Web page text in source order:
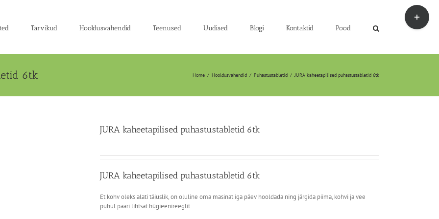
Tarvikud Hooldusvahendid Teenused Uudised Blogi Kontaktid Pood
6tk Home / Hooldusvahendid / Puhastustabletid / JURA kaheetapilised puhastustabletid 6tk
JURA kaheetapilised puhastustabletid 6tk
JURA kaheetapilised puhastustabletid 6tk
Et kohv oleks alati täiuslik, on oluline oma masinat iga päev hooldada ning järgida piima, kohvi ja vee
puhul paari lihtsat hügieenireeglit.
Toggle
Sliding
Bar